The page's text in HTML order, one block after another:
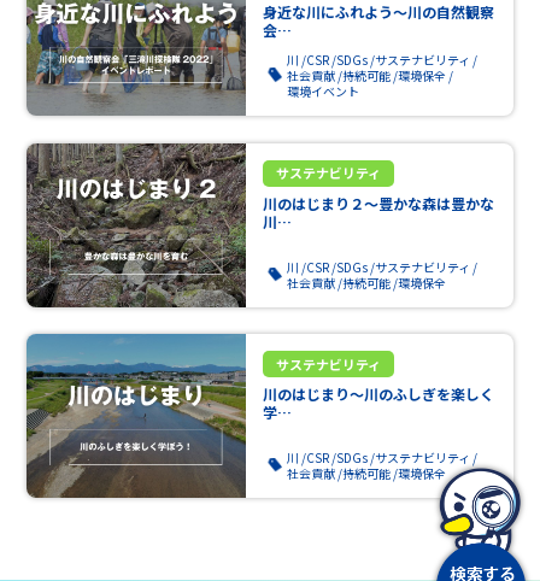
身近な川にふれよう～川の自然観察
会…
川 CSR SDGs サステナビリティ
社会貢献 持続可能 環境保全
環境イベント
サステナビリティ
川のはじまり２～豊かな森は豊かな
川…
川 CSR SDGs サステナビリティ
社会貢献 持続可能 環境保全
サステナビリティ
川のはじまり～川のふしぎを楽しく
学…
川 CSR SDGs サステナビリティ
社会貢献 持続可能 環境保全